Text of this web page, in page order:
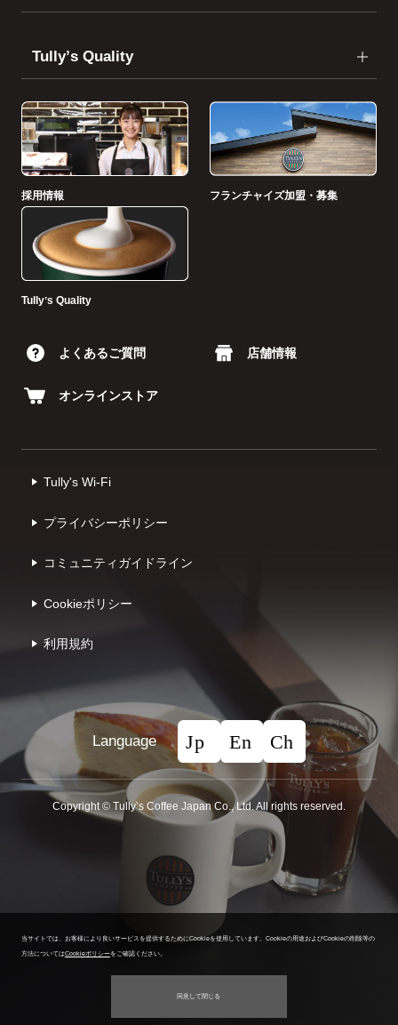
Tullyʼs Quality
採用情報 フランチャイズ加盟・募集
Tullyʼs Quality
よくあるご質問 店舗情報
オンラインストア
Tully's Wi-Fi
プライバシーポリシー
コミュニティガイドライン
Cookieポリシー
利⽤規約
Language
Copyright © Tullyʼs Coffee Japan Co., Ltd. All rights reserved.
当サイトでは、お客様により良いサービスを提供するためにCookieを使用しています。 Cookieの用途およびCookieの削除等の
方法についてはCookieポリシーをご確認ください。
同意して閉じる